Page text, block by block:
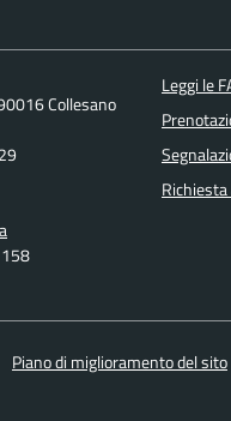
Collesano
Leggi le
Piano di miglioramento del sito